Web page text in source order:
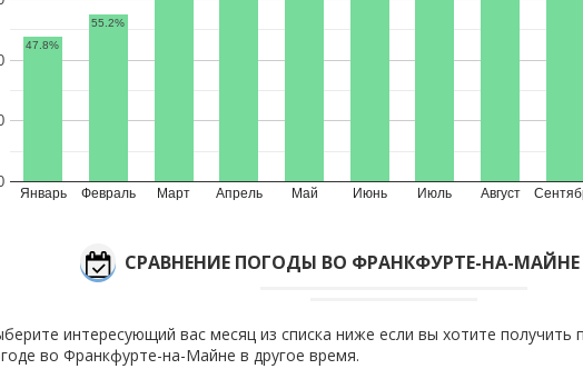
Январь Февраль Март Апрель Май Июнь Июль Август
47.8%
55.2%
СРАВНЕНИЕ ПОГОДЫ ВО ФРАНКФУРТЕ-НА-
интересующий вас месяц из списка ниже если вы хотите
во Франкфурте-на-Майне в другое время.